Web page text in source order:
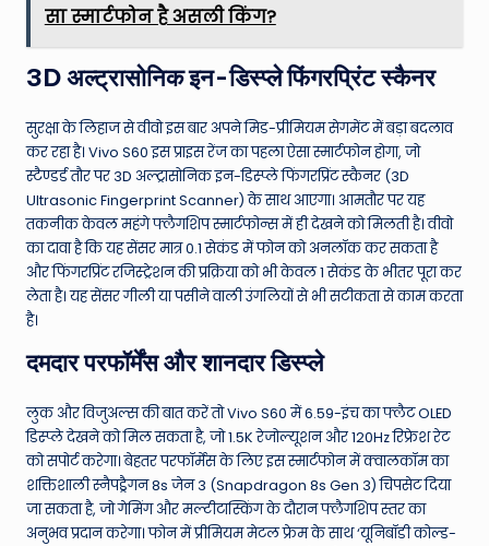
सा स्मार्टफोन है असली किंग?
3D अल्ट्रासोनिक इन-डिस्प्ले फिंगरप्रिंट स्कैनर
सुरक्षा के लिहाज से वीवो इस बार अपने मिड-प्रीमियम सेगमेंट में बड़ा बदलाव
कर रहा है। Vivo S60 इस प्राइस रेंज का पहला ऐसा स्मार्टफोन होगा, जो
स्टैण्डर्ड तौर पर 3D अल्ट्रासोनिक इन-डिस्प्ले फिंगरप्रिंट स्कैनर (3D
Ultrasonic Fingerprint Scanner) के साथ आएगा। आमतौर पर यह
तकनीक केवल महंगे फ्लैगशिप स्मार्टफोन्स में ही देखने को मिलती है। वीवो
का दावा है कि यह सेंसर मात्र 0.1 सेकंड में फोन को अनलॉक कर सकता है
और फिंगरप्रिंट रजिस्ट्रेशन की प्रक्रिया को भी केवल 1 सेकंड के भीतर पूरा कर
लेता है। यह सेंसर गीली या पसीने वाली उंगलियों से भी सटीकता से काम करता
है।
दमदार परफॉर्मेंस और शानदार डिस्प्ले
लुक और विजुअल्स की बात करें तो Vivo S60 में 6.59-इंच का फ्लैट OLED
डिस्प्ले देखने को मिल सकता है, जो 1.5K रेजोल्यूशन और 120Hz रिफ्रेश रेट
को सपोर्ट करेगा। बेहतर परफॉर्मेंस के लिए इस स्मार्टफोन में क्वालकॉम का
शक्तिशाली स्नैपड्रैगन 8s जेन 3 (Snapdragon 8s Gen 3) चिपसेट दिया
जा सकता है, जो गेमिंग और मल्टीटास्किंग के दौरान फ्लैगशिप स्तर का
अनुभव प्रदान करेगा। फोन में प्रीमियम मेटल फ्रेम के साथ ‘यूनिबॉडी कोल्ड-